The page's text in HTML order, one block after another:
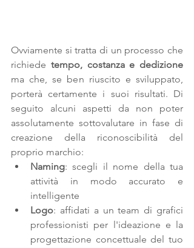
Ovviamente si tratta di un processo che
richiede tempo, costanza e dedizione
ma che, se ben riuscito e sviluppato,
porterà certamente i suoi risultati. Di
seguito alcuni aspetti da non poter
assolutamente sottovalutare in fase di
creazione della riconoscibilità del
proprio marchio:
Naming: scegli il nome della tua
attività in modo accurato e
intelligente
Logo: affidati a un team di grafici
professionisti per l'ideazione e la
progettazione concettuale del tuo